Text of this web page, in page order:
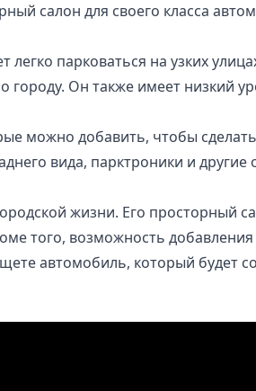
салон для своего класса
парковаться на узких
Он также имеет низкий
можно добавить, чтобы
вида, парктроники и другие
жизни. Его просторный
того, возможность
автомобиль, который будет